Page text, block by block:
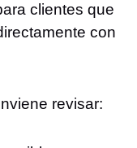
clientes que
con
revisar: